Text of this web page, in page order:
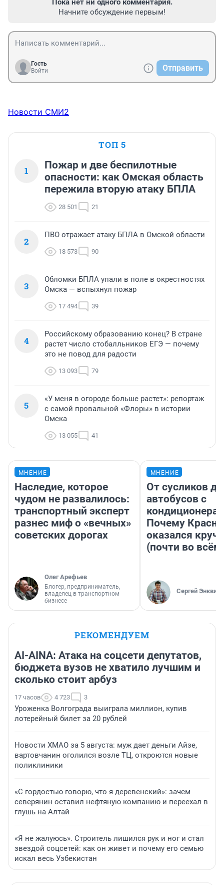
Пока нет ни одного комментария.
Начните обсуждение первым!
Гость
Войти
Отправить
Новости СМИ2
ТОП 5
1
Пожар и две беспилотные
опасности: как Омская область
пережила вторую атаку БПЛА
28 501 21
2
ПВО отражает атаку БПЛА в Омской области
18 573 90
3
Обломки БПЛА упали в поле в окрестностях
Омска — вспыхнул пожар
17 494 39
4
Российскому образованию конец? В стране
растет число стобалльников ЕГЭ — почему
это не повод для радости
13 093 79
5
«У меня в огороде больше растет»: репортаж
с самой провальной «Флоры» в истории
Омска
13 055 41
МНЕНИЕ
Наследие, которое
чудом не развалилось:
транспортный эксперт
разнес миф о «вечных»
советских дорогах
Олег Арефьев
Блогер, предприниматель,
владелец в транспортном
бизнесе
МНЕНИЕ
От сусликов до
автобусов с
Почему
оказался
(почти во
Сергей Энквист
РЕКОМЕНДУЕМ
AI-AINA: Атака на соцсети депутатов,
бюджета вузов не хватило лучшим и
сколько стоит арбуз
17 часов 4 723 3
Уроженка Волгограда выиграла миллион, купив
лотерейный билет за 20 рублей
Новости ХМАО за 5 августа: муж дает деньги Айзе,
вартовчанин оголился возле ТЦ, откроются новые
поликлиники
«С гордостью говорю, что я деревенский»: зачем
северянин оставил нефтяную компанию и переехал в
глушь на Алтай
«Я не жалуюсь». Строитель лишился рук и ног и стал
звездой соцсетей: как он живет и почему его семью
искал весь Узбекистан